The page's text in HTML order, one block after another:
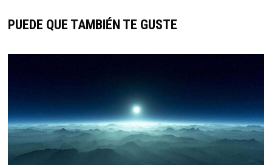
PUEDE QUE TAMBIÉN TE GUSTE